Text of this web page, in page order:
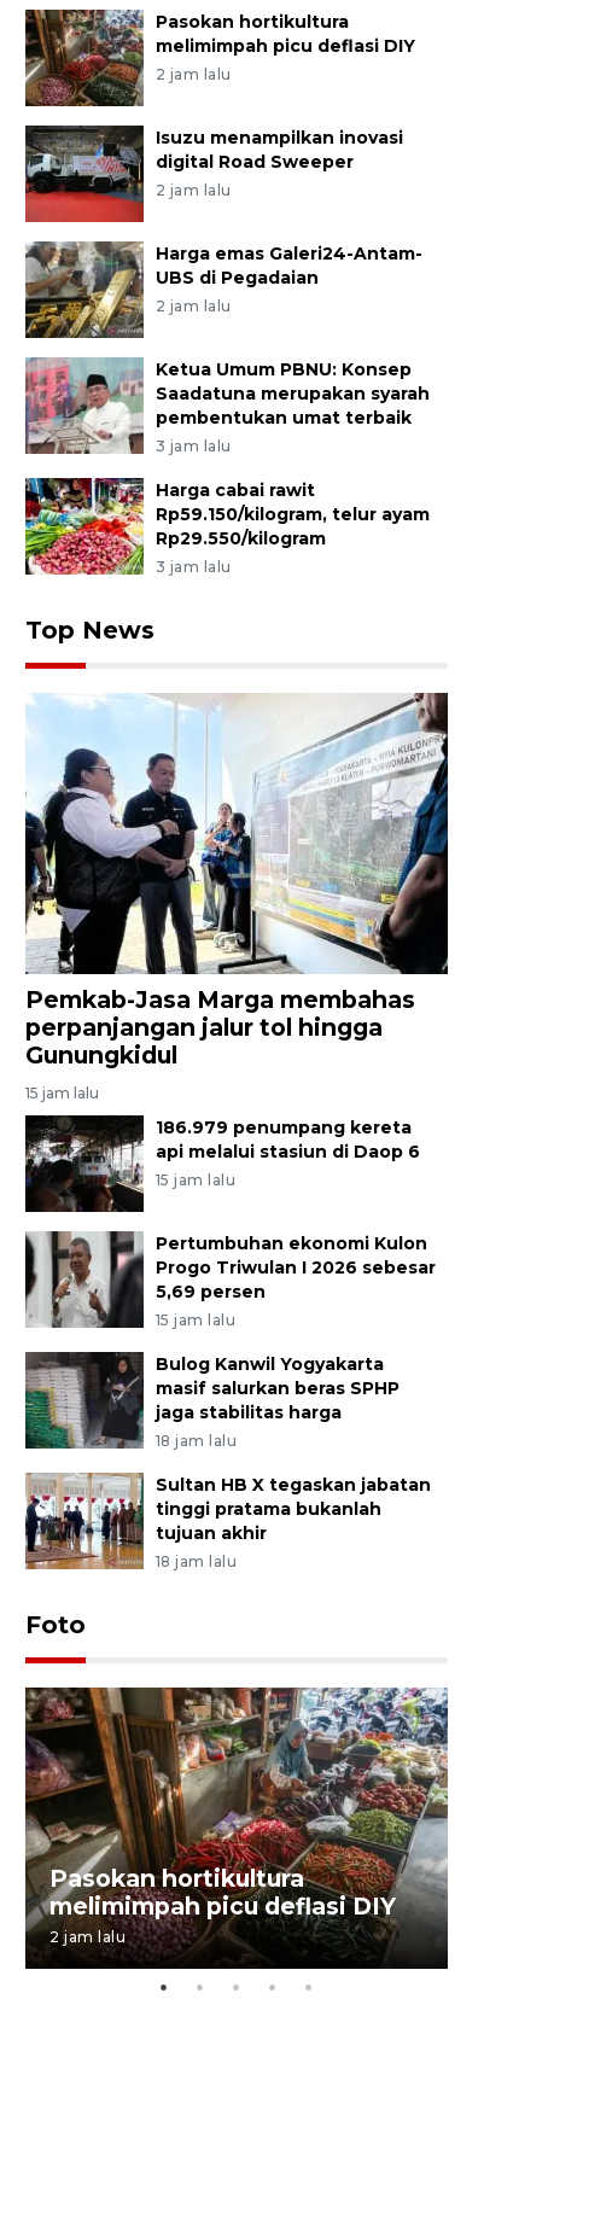
Pasokan hortikultura
melimimpah picu deflasi DIY
2 jam lalu
Isuzu menampilkan inovasi
digital Road Sweeper
2 jam lalu
Harga emas Galeri24-Antam-
UBS di Pegadaian
2 jam lalu
Ketua Umum PBNU: Konsep
Saadatuna merupakan syarah
pembentukan umat terbaik
3 jam lalu
Harga cabai rawit
Rp59.150/kilogram, telur ayam
Rp29.550/kilogram
3 jam lalu
Top News
Pemkab-Jasa Marga membahas
perpanjangan jalur tol hingga
Gunungkidul
15 jam lalu
186.979 penumpang kereta
api melalui stasiun di Daop 6
15 jam lalu
Pertumbuhan ekonomi Kulon
Progo Triwulan I 2026 sebesar
5,69 persen
15 jam lalu
Bulog Kanwil Yogyakarta
masif salurkan beras SPHP
jaga stabilitas harga
18 jam lalu
Sultan HB X tegaskan jabatan
tinggi pratama bukanlah
tujuan akhir
18 jam lalu
Foto
Pasokan hortikultura
melimimpah picu deflasi DIY
2 jam lalu